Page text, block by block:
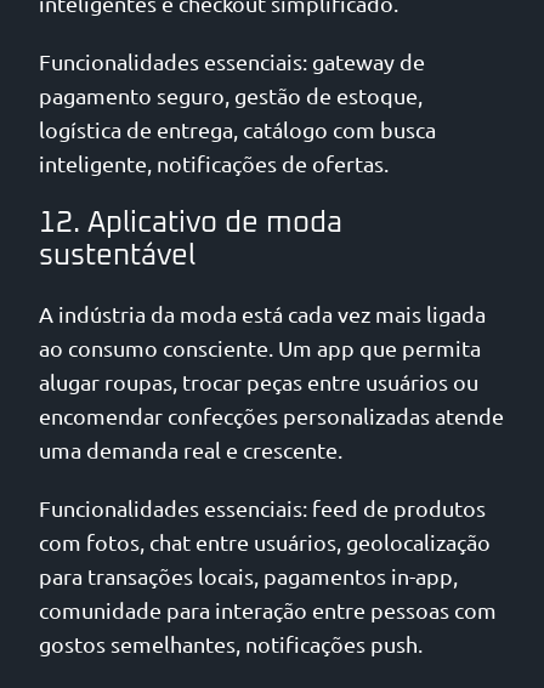
Funcionalidades essenciais: gateway de
pagamento seguro, gestão de estoque,
logística de entrega, catálogo com busca
inteligente, notificações de ofertas.
12. Aplicativo de moda
sustentável
A indústria da moda está cada vez mais ligada
ao consumo consciente. Um app que permita
alugar roupas, trocar peças entre usuários ou
encomendar confecções personalizadas atende
uma demanda real e crescente.
Funcionalidades essenciais: feed de produtos
com fotos, chat entre usuários, geolocalização
para transações locais, pagamentos in-app,
comunidade para interação entre pessoas com
gostos semelhantes, notificações push.